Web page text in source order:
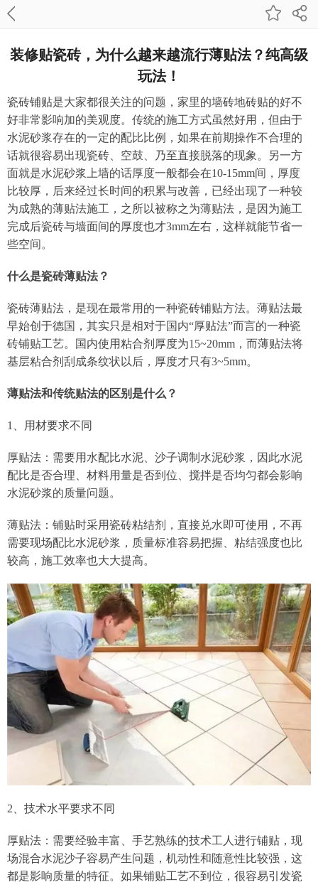
装修贴瓷砖，为什么越来越流行薄贴法？纯高级
玩法！
瓷砖铺贴是大家都很关注的问题，家里的墙砖地砖贴的好不
好非常影响加的美观度。传统的施工方式虽然好用，但由于
水泥砂浆存在的一定的配比比例，如果在前期操作不合理的
话就很容易出现瓷砖、空鼓、乃至直接脱落的现象。另一方
面就是水泥砂浆上墙的话厚度一般都会在10-15mm间，厚度
比较厚，后来经过长时间的积累与改善，已经出现了一种较
为成熟的薄贴法施工，之所以被称之为薄贴法，是因为施工
完成后瓷砖与墙面间的厚度也才3mm左右，这样就能节省一
些空间。
什么是瓷砖薄贴法？
瓷砖薄贴法，是现在最常用的一种瓷砖铺贴方法。薄贴法最
早始创于德国，其实只是相对于国内“厚贴法”而言的一种瓷
砖铺贴工艺。国内使用粘合剂厚度为15~20mm，而薄贴法将
基层粘合剂刮成条纹状以后，厚度才只有3~5mm。
薄贴法和传统贴法的区别是什么？
1、用材要求不同
厚贴法：需要用水配比水泥、沙子调制水泥砂浆，因此水泥
配比是否合理、材料用量是否到位、搅拌是否均匀都会影响
水泥砂浆的质量问题。
薄贴法：铺贴时采用瓷砖粘结剂，直接兑水即可使用，不再
需要现场配比水泥砂浆，质量标准容易把握、粘结强度也比
较高，施工效率也大大提高。
2、技术水平要求不同
厚贴法：需要经验丰富、手艺熟练的技术工人进行铺贴，现
场混合水泥沙子容易产生问题，机动性和随意性比较强，这
都是影响质量的特征。如果铺贴工艺不到位，很容易引发瓷